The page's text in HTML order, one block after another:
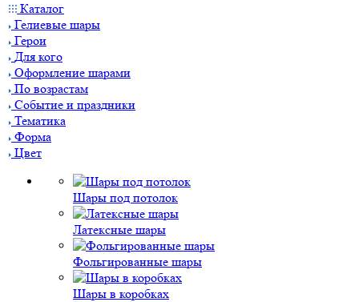
Каталог
Гелиевые шары
Герои
Для кого
Оформление шарами
По возрастам
Событие и праздники
Тематика
Форма
Цвет
Шары под потолок
Латексные шары
Фольгированные шары
Шары в коробках